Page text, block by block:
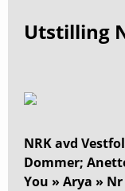
Utstilling
NRK avd
Dommer;
You » Arya »